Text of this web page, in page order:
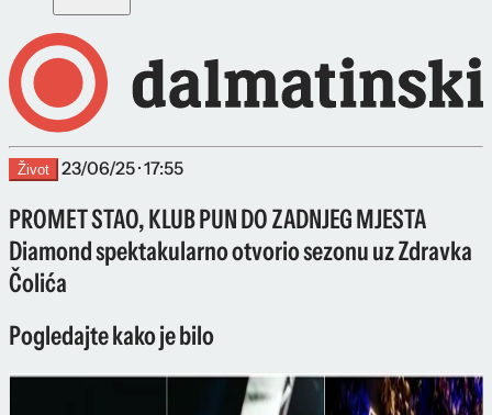
Život 23/06/25 · 17:55
PROMET STAO, KLUB PUN DO ZADNJEG MJESTA
Diamond spektakularno otvorio sezonu uz Zdravka
Čolića
Pogledajte kako je bilo